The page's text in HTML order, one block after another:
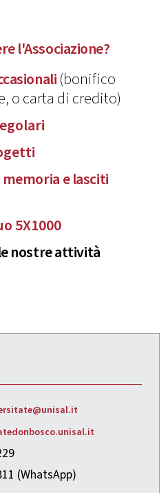
l'Associazione?
(bonifico
o carta di credito)
memoriae lasciti
5X1000
nostre attività
@unisal.it
(WhatsApp)